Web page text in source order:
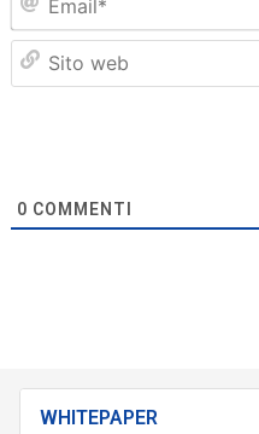
0 COMMENTI
WHITEPAPER